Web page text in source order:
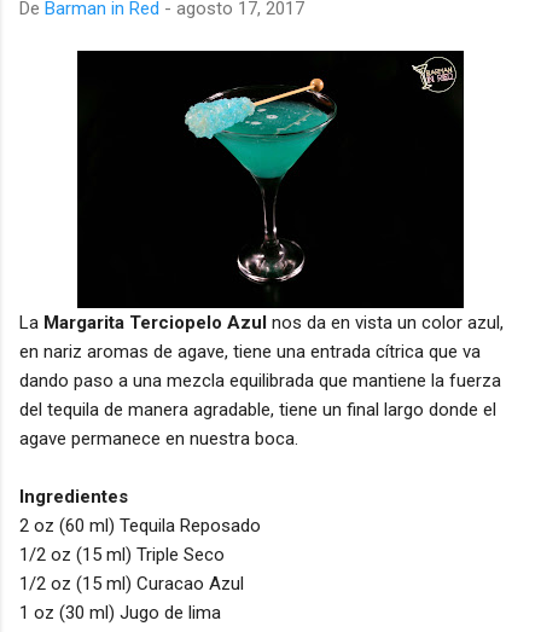
De Barman in Red - agosto 17, 2017
La Margarita Terciopelo Azul nos da en vista un color azul,
en nariz aromas de agave, tiene una entrada cítrica que va
dando paso a una mezcla equilibrada que mantiene la fuerza
del tequila de manera agradable, tiene un final largo donde el
agave permanece en nuestra boca.
Ingredientes
2 oz (60 ml) Tequila Reposado
1/2 oz (15 ml) Triple Seco
1/2 oz (15 ml) Curacao Azul
1 oz (30 ml) Jugo de lima